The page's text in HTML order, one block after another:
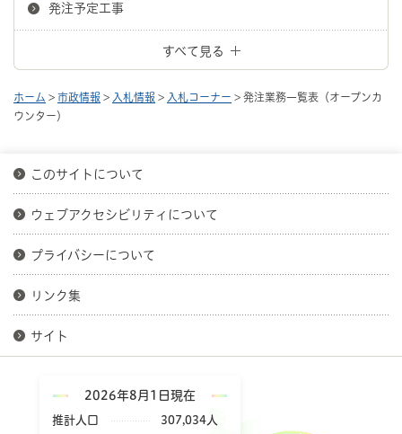
発注予定工事
すべて見る
ホーム > 市政情報 > 入札情報 > 入札コーナー > 発注業務一覧表（オープンカ
ウンター）
このサイトについて
ウェブアクセシビリティについて
プライバシーについて
リンク集
サイト
2026年8月1日現在
推計人口
307,034人